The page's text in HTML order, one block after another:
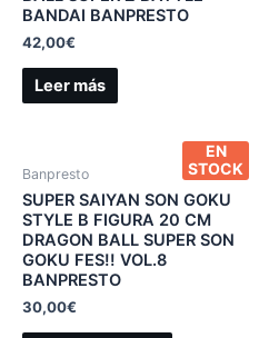
BANDAI BANPRESTO
42,00€
Leer más
EN
STOCK
Banpresto
SUPER SAIYAN SON GOKU
STYLE B FIGURA 20 CM
DRAGON BALL SUPER SON
GOKU FES!! VOL.8
BANPRESTO
30,00€